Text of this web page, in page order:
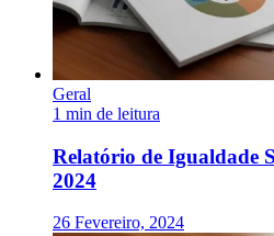
Geral
1 min de leitura
Relatório de Igualdade
2024
26 Fevereiro, 2024